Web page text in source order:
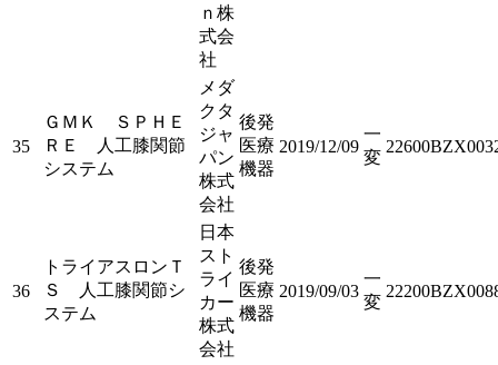
ｎ株
式会
社
35
ＧＭＫ ＳＰＨＥ
ＲＥ 人工膝関節
システム
メダ
クタ
ジャ
パン
株式
会社
後発
医療
機器
2019/12/09
一
変
36
トライアスロンＴ
Ｓ 人工膝関節シ
ステム
日本
スト
ライ
カー
株式
会社
後発
医療
機器
2019/09/03
一
変